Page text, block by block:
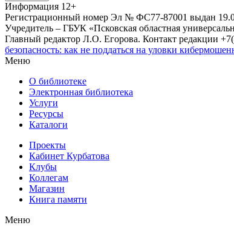
Информация 12+
Регистрационный номер Эл № ФС77-87001 выдан
Учредитель – ГБУК «Псковская областная
Главный редактор Л.О. Егорова. Контакт редакции
безопасность: как не поддаться на уловки
Меню
О библиотеке
Электронная библиотека
Услуги
Ресурсы
Каталоги
Проекты
Кабинет Курбатова
Клубы
Коллегам
Магазин
Книга памяти
Меню